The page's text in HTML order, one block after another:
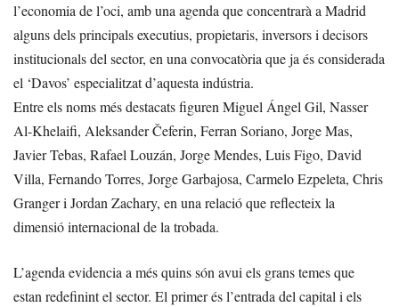
l’economia de l’oci, amb una agenda que concentrarà a Madrid
alguns dels principals executius, propietaris, inversors i decisors
institucionals del sector, en una convocatòria que ja és considerada
el ‘Davos’ especialitzat d’aquesta indústria.
Entre els noms més destacats figuren Miguel Ángel Gil, Nasser
Al-Khelaifi, Aleksander Čeferin, Ferran Soriano, Jorge Mas,
Javier Tebas, Rafael Louzán, Jorge Mendes, Luis Figo, David
Villa, Fernando Torres, Jorge Garbajosa, Carmelo Ezpeleta, Chris
Granger i Jordan Zachary, en una relació que reflecteix la
dimensió internacional de la trobada.
L’agenda evidencia a més quins són avui els grans temes que
estan redefinint el sector. El primer és l’entrada del capital i els